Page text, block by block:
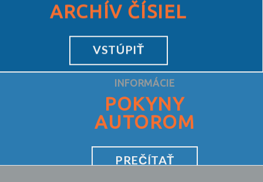
ARCHÍV ČÍSIEL
VSTÚPIŤ
INFORMÁCIE
POKYNY
AUTOROM
PREČÍTAŤ